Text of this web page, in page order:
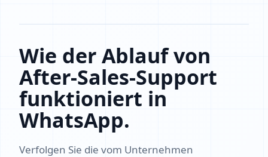
Wie der Ablauf von
After-Sales-Support
funktioniert in
WhatsApp.
Verfolgen Sie die vom Unternehmen